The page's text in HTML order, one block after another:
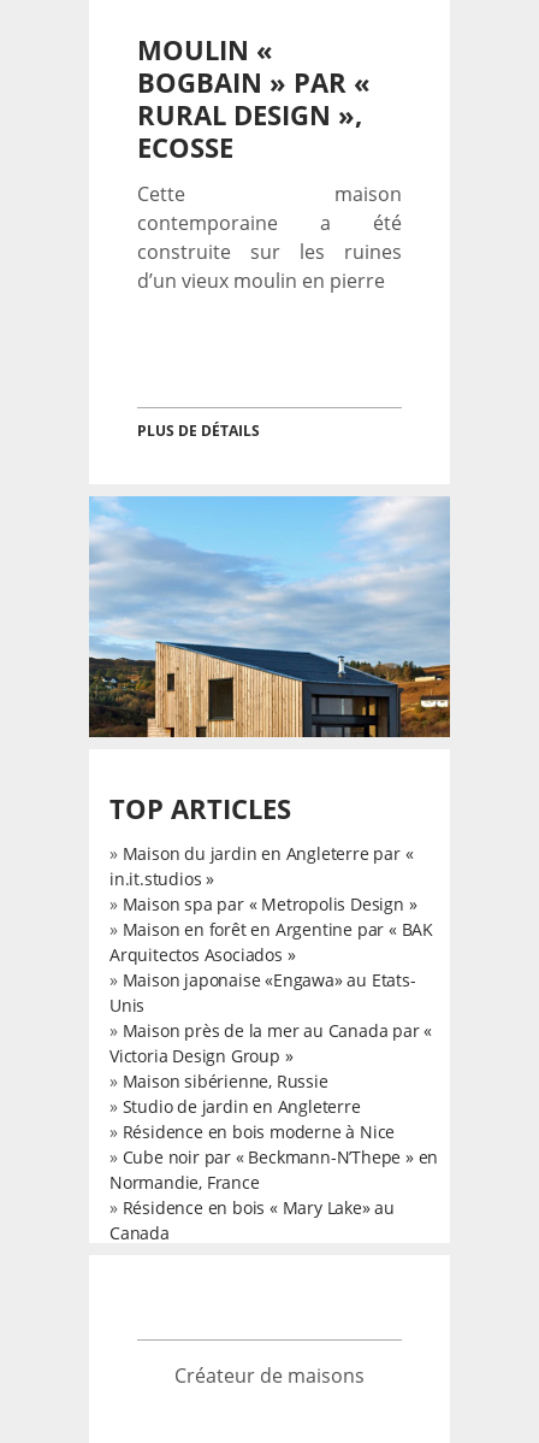
MOULIN «
BOGBAIN » PAR «
RURAL DESIGN »,
ECOSSE
Cette maison
contemporaine a été
construite sur les ruines
d’un vieux moulin en pierre
PLUS DE DÉTAILS
TOP ARTICLES
» Maison du jardin en Angleterre par «
in.it.studios »
» Maison spa par « Metropolis Design »
» Maison en forêt en Argentine par « BAK
Arquitectos Asociados »
» Maison japonaise «Engawa» au Etats-
Unis
» Maison près de la mer au Canada par «
Victoria Design Group »
» Maison sibérienne, Russie
» Studio de jardin en Angleterre
» Résidence en bois moderne à Nice
» Cube noir par « Beckmann-N’Thepe » en
Normandie, France
» Résidence en bois « Mary Lake» au
Canada
Créateur de maisons